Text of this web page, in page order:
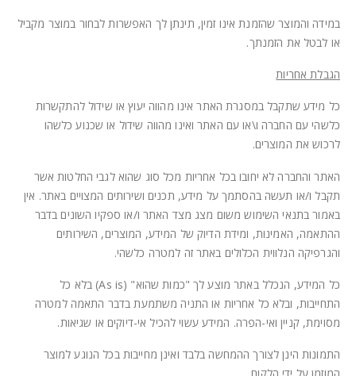
במידה והמוצר שהזמנת אינו זמין, תינתן לך האפשרות לבחור במוצר מקביל
או לבטל את הזמנתך.
הגבלת אחריות
כל מידע שתקבל במסגרת האתר אינו מהווה יעוץ או שידול להתקשרות
כלשהי עם החברה ו\או עם האתר ואינו מהווה שידול או שכנוע כלשהו
לרכוש את המוצרים.
האתר והחברה לא יחובו בכל אחריות מכל סוג שהוא לגבי החלטות אשר
תקבל ו/או תעשה בהסתמך על מידע, תכנים ושירותים המצויים באתר. אין
באמור בתנאי השימוש משום מצג מצד האתר ו/או ספקיו השונים בדבר
ההתאמה, האמינות, ומידת הדיוק של המידע, המוצרים, השירותים
והגרפיקה הנלווית הכלולים באתר זה למטרה כלשהי.
כל המידע, הנכלל באתר מוצע לך "כמות שהוא" (As is) בלא כל
התחייבות, ובלא כל אחריות או התניה משתמעת בדבר התאמה למטרה
מסוימת, קניין ואי-הפרה. המידע עשוי להכיל אי-דיוקים או שגיאות.
התמונות הינן לצורך ההמחשה בלבד ואינן מחייבות בכל הנוגע למוצר